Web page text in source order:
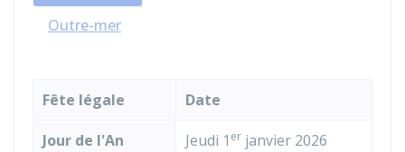
Outre-mer
Fête légale Date
Jour de l'An Jeudi 1 er janvier 2026